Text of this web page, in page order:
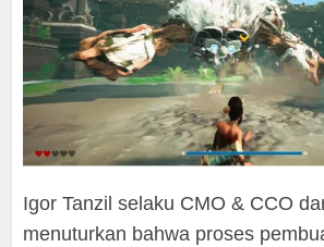
Igor Tanzil selaku CMO & CCO
menuturkan bahwa proses